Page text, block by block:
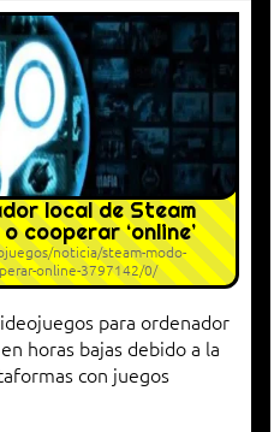
local de Steam
cooperar ‘online’
noticia/steam-modo-
online-3797142/0/
para ordenador
horas bajas debido a la
con juegos